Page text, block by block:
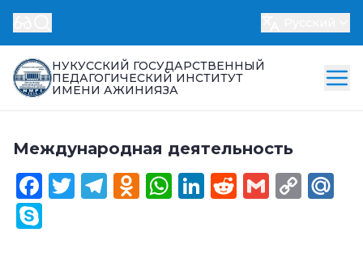
НУКУССКИЙ ГОСУДАРСТВЕННЫЙ
ПЕДАГОГИЧЕСКИЙ ИНСТИТУТ
ИМЕНИ АЖИНИЯЗА
Международная деятельность
Facebook
Twitter
Telegram
Odnoklassniki
WhatsApp
LinkedIn
Reddit
Gmail